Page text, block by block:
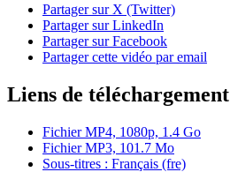
Partager sur X (Twitter)
Partager sur LinkedIn
Partager sur Facebook
Partager cette vidéo par email
Liens de téléchargement
Fichier MP4, 1080p, 1.4 Go
Fichier MP3, 101.7 Mo
Sous-titres : Français (fre)